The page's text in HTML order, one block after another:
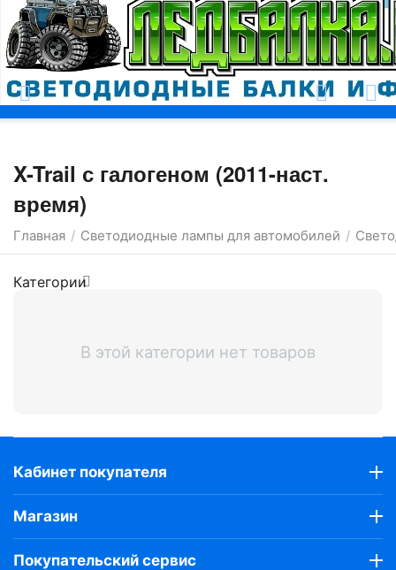
Москва
X-Trail с галогеном (2011-наст.
время)
Главная / Светодиодные лампы для автомобилей /
Категории
В этой категории нет товаров
Кабинет покупателя
Магазин
Покупательский сервис